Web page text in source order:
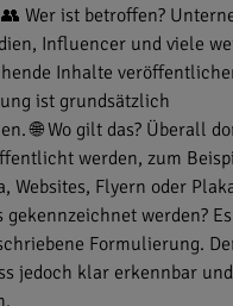
Wer ist betroffen?
Influencer und viele
Inhalte
ist grundsätzlich
🌐 Wo gilt das? Überall
werden, zum
Websites, Flyern oder
gekennzeichnet werden?
Formulierung.
jedoch klar erkennbar